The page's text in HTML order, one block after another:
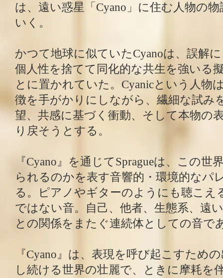
は、遠い惑星「Cyano」に住む人物の
いく。
かつて地球に似ていたCyanoは、誤解
個人性を捨てて同化的な共生を強いる
とに置かれていた。Cyanicという人物
徴を手がかりにしながら、繊細な試み
望、共感に基づく衝動、そして本物の
り戻そうとする。
『Cyano』を通じてSpragueは、この
られるのかを表す音響的・環境的なパ
る。ピアノやギターのようにも聴こえ
ではない音。自己、他者、生態系、遠
との関係をまたぐ連続体としての音で
『Cyano』は、表現を呼び起こすため
し続ける世界の壮麗で、ときに摩耗を